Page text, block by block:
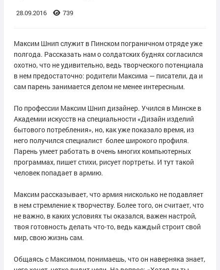
28.09.2016 739
Максим Шнип служит в Пинском пограничном отряде уже
полгода. Рассказать нам о солдатских буднях согласился
охотно, что не удивительно, ведь творческого потенциала
в нем предостаточно: родители Максима — писатели, да и
сам парень занимается делом не менее интересным.
По профессии Максим Шнип дизайнер. Учился в Минске в
Академии искусств на специальности «Дизайн изделий
бытового потребления», но, как уже показало время, из
него получился специалист более широкого профиля.
Парень умеет работать в очень многих компьютерных
программах, пишет стихи, рисует портреты. И тут такой
человек попадает в армию.
Максим рассказывает, что армия нисколько не подавляет
в нем стремление к творчеству. Более того, он считает, что
не важно, в каких условиях ты оказался, важен настрой,
твоя готовность делать что-то, ведь каждый строит свой
мир, свою жизнь сам.
Общаясь с Максимом, понимаешь, что он наверняка знает,